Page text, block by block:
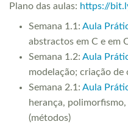
Plano das aulas: https://
Semana 1.1: Aula
abstractos em C e em
Semana 1.2: Aula
modelação; criação de
Semana 2.1: Aula
herança,
(métodos)